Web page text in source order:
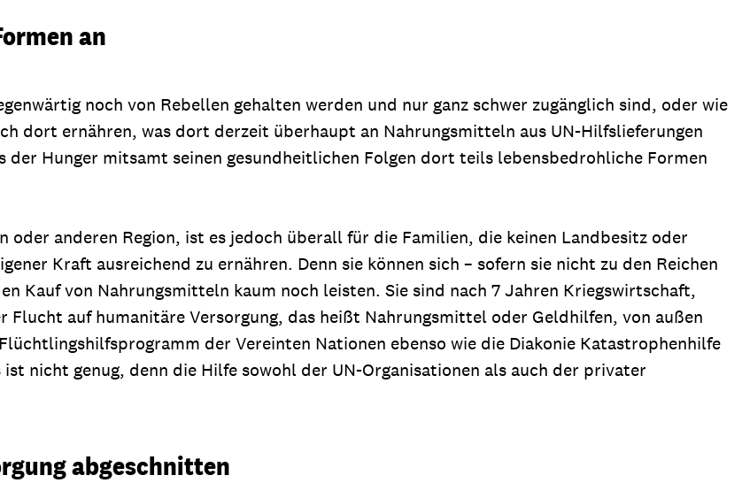
an
noch von Rebellen gehalten werden und nur ganz schwer zugänglich sind, oder wie
dort ernähren, was dort derzeit überhaupt an Nahrungsmitteln aus UN-Hilfslieferungen
Hunger mitsamt seinen gesundheitlichen Folgen dort teils lebensbedrohliche Formen
anderen Region, ist es jedoch überall für die Familien, die keinen Landbesitz oder
Kraft ausreichend zu ernähren. Denn sie können sich – sofern sie nicht zu den Reichen
Kauf von Nahrungsmitteln kaum noch leisten. Sie sind nach 7 Jahren Kriegswirtschaft,
auf humanitäre Versorgung, das heißt Nahrungsmittel oder Geldhilfen, von außen
der Vereinten Nationen ebenso wie die Diakonie Katastrophenhilfe
nicht genug, denn die Hilfe sowohl der UN-Organisationen als auch der privater
abgeschnitten